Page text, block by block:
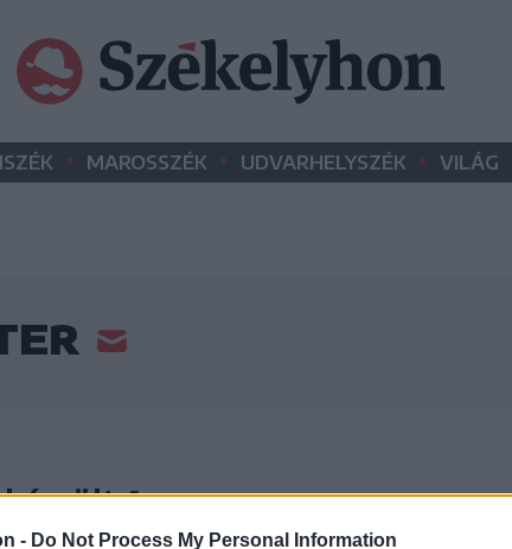
- Do Not Process My Personal Information
• MAROSSZÉK • UDVARHELYSZÉK • VILÁG
készült A